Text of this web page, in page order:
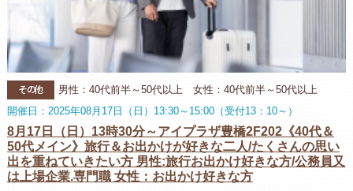
その他
男性：40代前半～50代以上 女性：40代前半～50代以上
開催日：2025年08月17日（日）13:30～15:00（受付13：10～）
8月17日（日）13時30分～アイプラザ豊橋2F202《40代＆
50代メイン》旅行＆お出かけが好きな二人/たくさんの思い
出を重ねていきたい方 男性:旅行お出かけ好きな方/公務員又
は上場企業.専門職 女性：お出かけ好きな方